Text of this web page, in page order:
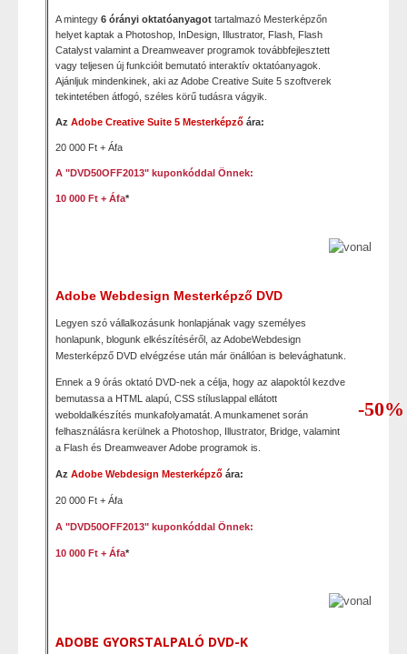
A mintegy 6 órányi oktatóanyagot tartalmazó Mesterképzőn
helyet kaptak a Photoshop, InDesign, Illustrator, Flash, Flash
Catalyst valamint a Dreamweaver programok továbbfejlesztett
vagy teljesen új funkcióit bemutató interaktív oktatóanyagok.
Ajánljuk mindenkinek, aki az Adobe Creative Suite 5 szoftverek
tekintetében átfogó, széles körű tudásra vágyik.
Az Adobe Creative Suite 5 Mesterképző ára:
20 000 Ft + Áfa
A "DVD50OFF2013" kuponkóddal Önnek:
10 000 Ft + Áfa*
Adobe Webdesign Mesterképző DVD
Legyen szó vállalkozásunk honlapjának vagy személyes
honlapunk, blogunk elkészítéséről, az AdobeWebdesign
Mesterképző DVD elvégzése után már önállóan is belevághatunk.
Ennek a 9 órás oktató DVD-nek a célja, hogy az alapoktól kezdve
bemutassa a HTML alapú, CSS stíluslappal ellátott
weboldalkészítés munkafolyamatát. A munkamenet során
felhasználásra kerülnek a Photoshop, Illustrator, Bridge, valamint
a Flash és Dreamweaver Adobe programok is.
Az Adobe Webdesign Mesterképző ára:
20 000 Ft + Áfa
A "DVD50OFF2013" kuponkóddal Önnek:
10 000 Ft + Áfa*
-50%
ADOBE GYORSTALPALÓ DVD-K